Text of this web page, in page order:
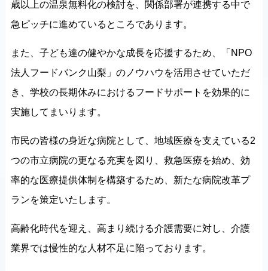
歳以上の温泉無料化の検討を、関係部署が連携する中で
急ピッチに進めているところであります。
また、子ども達の健やかな成長を応援するため、「NPO
法人フードバンク山梨」のノウハウを活用させていただ
き、学校の長期休みにおけるフードサポートを効果的に
実施してまいります。
市民の皆様の身近な病院として、地域医療を支えている2
つの市立病院の更なる充実を図り、救急医療を始め、効
率的な医療提供体制を構築するため、新たな病院改革プ
ランを策定いたします。
高齢化時代を迎え、高まり続ける介護需要に対し、介護
業界では慢性的な人材不足に陥っております。